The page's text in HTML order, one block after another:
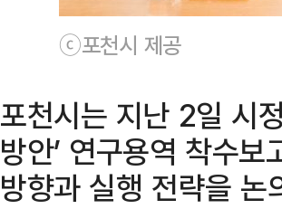
ⓒ포천시 제공
포천시는 지난 2일 시
방안’ 연구용역 착수
방향과 실행 전략을 논